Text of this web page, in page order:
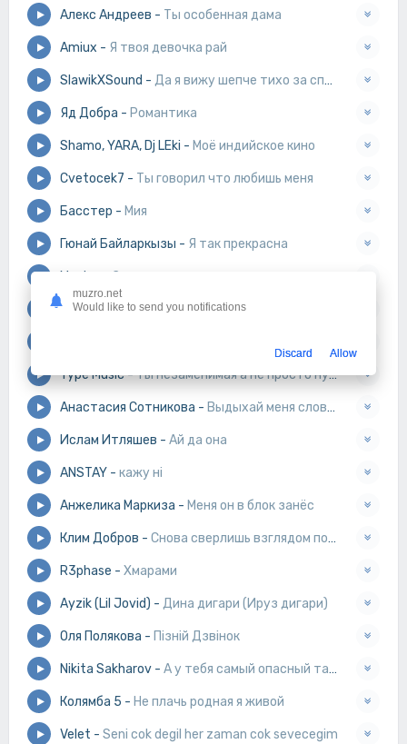
Алекс Андреев - Ты особенная дама
Amiux - Я твоя девочка рай
SlawikXSound - Да я вижу шепче тихо за спиной
Яд Добра - Романтика
Shamo, YARA, Dj LEki - Моё индийское кино
Cvetocek7 - Ты говорил что любишь меня
Басстер - Мия
Гюнай Байларкызы - Я так прекрасна
Mealon Закрытыми глазами
Жека Басотский -Просто набери
Type Music-Ты незаменимая а не просто нужная
Анастасия Сотникова - Выдыхай меня словно я твоя сигарета
Ислам Итляшев - Ай да она
ANSTAY - кажу ні
Анжелика Маркиза - Меня он в блок занёс
Клим Добров - Снова сверлишь взглядом потолок
R3phase - Хмарами
Ayzik (Lil Jovid) - Дина дигари (Ируз дигари)
Оля Полякова - Пізній Дзвінок
Nikita Sakharov - А у тебя самый опасный талант
Колямба 5 - Не плачь родная я живой
Velet - Seni cok degil her zaman cok sevecegim
muzro.net
Would like to send you notifications
Discard Allow